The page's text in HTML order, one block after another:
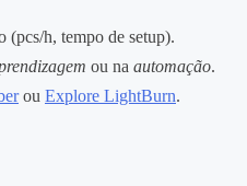
(pcs/h, tempo de setup).
ou na automação.
ou Explore LightBurn.